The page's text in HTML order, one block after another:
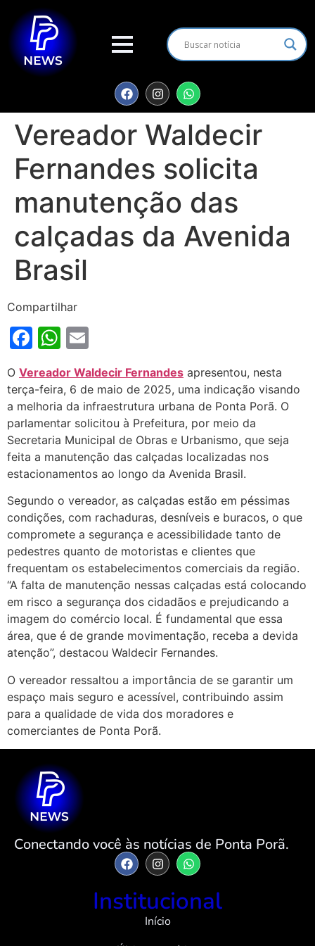
Vereador Waldecir
Fernandes solicita
manutenção das
calçadas da Avenida
Brasil
Compartilhar
Facebook
WhatsApp
O Vereador Waldecir Fernandes apresentou, nesta
terça-feira, 6 de maio de 2025, uma indicação visando
a melhoria da infraestrutura urbana de Ponta Porã. O
parlamentar solicitou à Prefeitura, por meio da
Secretaria Municipal de Obras e Urbanismo, que seja
feita a manutenção das calçadas localizadas nos
estacionamentos ao longo da Avenida Brasil.
Segundo o vereador, as calçadas estão em péssimas
condições, com rachaduras, desníveis e buracos, o que
compromete a segurança e acessibilidade tanto de
pedestres quanto de motoristas e clientes que
frequentam os estabelecimentos comerciais da região.
“A falta de manutenção nessas calçadas está colocando
em risco a segurança dos cidadãos e prejudicando a
imagem do comércio local. É fundamental que essa
área, que é de grande movimentação, receba a devida
atenção”, destacou Waldecir Fernandes.
O vereador ressaltou a importância de se garantir um
espaço mais seguro e acessível, contribuindo assim
para a qualidade de vida dos moradores e
comerciantes de Ponta Porã.
Conectando você às notícias de Ponta Porã.
Institucional
Início